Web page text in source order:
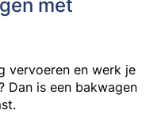
vervoeren en werk je
Dan is een bakwagen